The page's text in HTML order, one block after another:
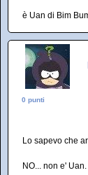
è Uan di Bim
0 punti
Lo sapevo che
NO... non e' Uan.